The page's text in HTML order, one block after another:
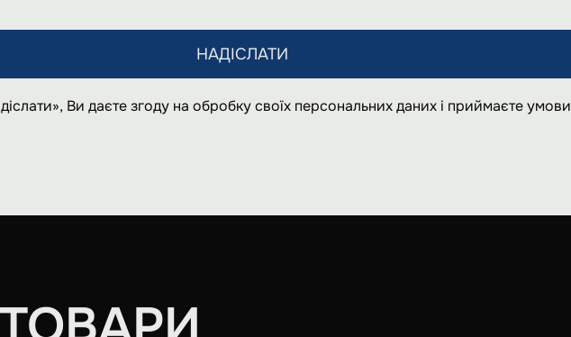
НАДІСЛАТИ
Ви даєте згоду на обробку своїх персональних даних і приймаєте умови